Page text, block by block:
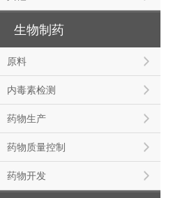
生物制药
原料
内毒素检测
药物生产
药物质量控制
药物开发